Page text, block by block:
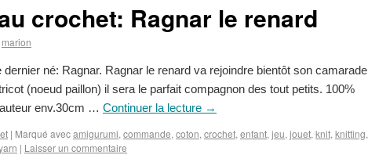
crochet: Ragnar le renard
marion
né: Ragnar. Ragnar le renard va rejoindre bientôt son camarade
(noeud paillon) il sera le parfait compagnon des tout petits. 100%
env.30cm … Continuer la lecture →
| Marqué avecamigurumi, commande, coton, crochet, enfant, jeu, jouet, knit, knitting,
| Laisser un commentaire